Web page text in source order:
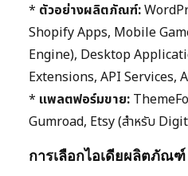
* ตัวอย่างผลิตภัณฑ์:
Shopify Apps, Mobile
Engine), Desktop
Extensions, API Services,
* แพลตฟอร์มขาย:
Gumroad, Etsy (สำหรับ
การเลือกไอเดียผลิตภัณฑ์